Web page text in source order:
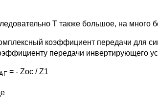
Т также большое, на много
коэффициент передачи для
передачи инвертирующего
= - Zoc / Z1